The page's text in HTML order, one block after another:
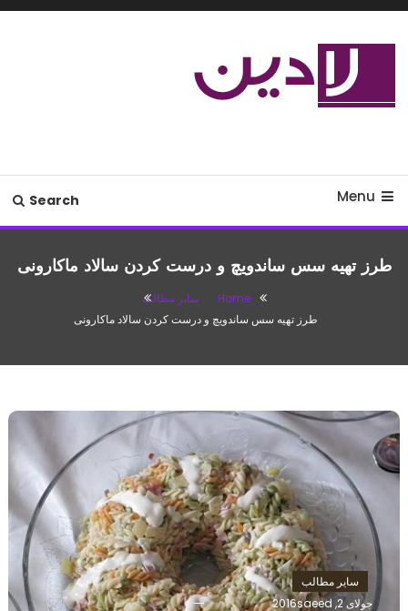
Skip
Menu
Search
طرز تهیه سس ساندويچ و درست کردن سالاد ماکارونی
Home
سایر مطالب
طرز تهیه سس ساندويچ و درست کردن سالاد ماکارونی
سایر مطالب
جولای 2, 2016
saeed